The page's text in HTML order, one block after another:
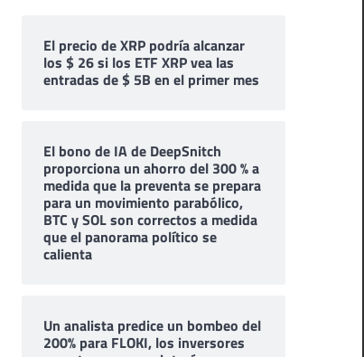
El precio de XRP podría alcanzar
los $ 26 si los ETF XRP vea las
entradas de $ 5B en el primer mes
El bono de IA de DeepSnitch
proporciona un ahorro del 300 % a
medida que la preventa se prepara
para un movimiento parabólico,
BTC y SOL son correctos a medida
que el panorama político se
calienta
Un analista predice un bombeo del
200% para FLOKI, los inversores